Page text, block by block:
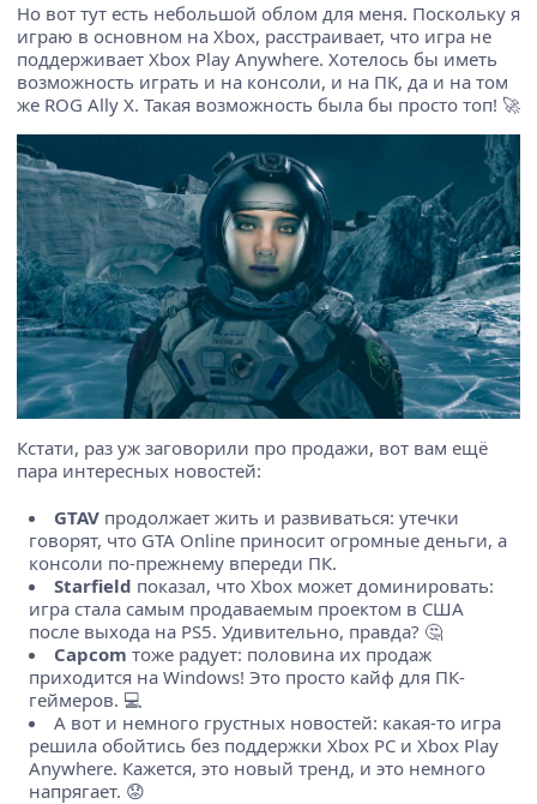
Но вот тут есть небольшой облом для меня. Поскольку я
играю в основном на Xbox, расстраивает, что игра не
поддерживает Xbox Play Anywhere. Хотелось бы иметь
возможность играть и на консоли, и на ПК, да и на том
же ROG Ally X. Такая возможность была бы просто топ! 🚀
Кстати, раз уж заговорили про продажи, вот вам ещё
пара интересных новостей:
GTAV продолжает жить и развиваться: утечки
говорят, что GTA Online приносит огромные деньги, а
консоли по-прежнему впереди ПК.
Starfield показал, что Xbox может доминировать:
игра стала самым продаваемым проектом в США
после выхода на PS5. Удивительно, правда? 🤔
Capcom тоже радует: половина их продаж
приходится на Windows! Это просто кайф для ПК-
геймеров. 💻
А вот и немного грустных новостей: какая-то игра
решила обойтись без поддержки Xbox PC и Xbox Play
Anywhere. Кажется, это новый тренд, и это немного
напрягает. 😟